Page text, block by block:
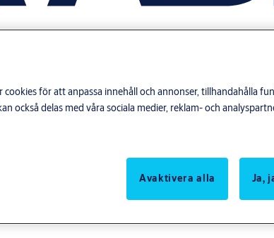
för att anpassa innehåll och annonser, tillhandahålla
också delas med våra sociala medier, reklam- och
Avaktivera alla
Ja,